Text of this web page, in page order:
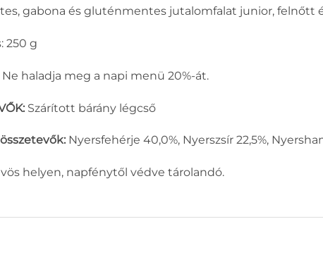
gabona és gluténmentes jutalomfalat junior, felnőtt
250 g
Ne haladja meg a napi menü 20%-át.
Szárított bárány légcső
Nyersfehérje 40,0%, Nyerszsír 22,5%,
helyen, napfénytől védve tárolandó.